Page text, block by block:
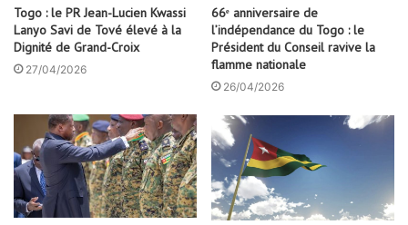
Togo : le PR Jean-Lucien Kwassi
Lanyo Savi de Tové élevé à la
Dignité de Grand-Croix
27/04/2026
66ᵉ anniversaire de
l’indépendance du Togo : le
Président du Conseil ravive la
flamme nationale
26/04/2026